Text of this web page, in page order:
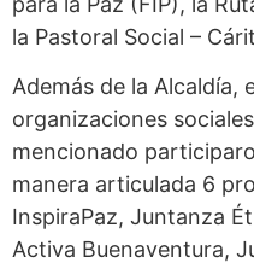
la Pastoral Social –
Además de la Alcaldía,
organizaciones
mencionado
manera articulada 6
InspiraPaz, Juntanza
Activa Buenaventura,